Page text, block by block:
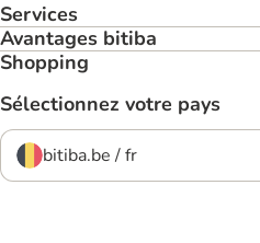
Services
Avantages bitiba
Shopping
Sélectionnez votre pays
bitiba.be / fr